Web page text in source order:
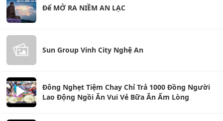
Để MỞ RA NIỀM AN LẠC
Sun Group Vinh City Nghệ An
Đông Nghẹt Tiệm Chay Chỉ Trả 1000 Đồng Người
Lao Động Ngồi Ăn Vui Vẻ Bữa Ăn Ấm Lòng